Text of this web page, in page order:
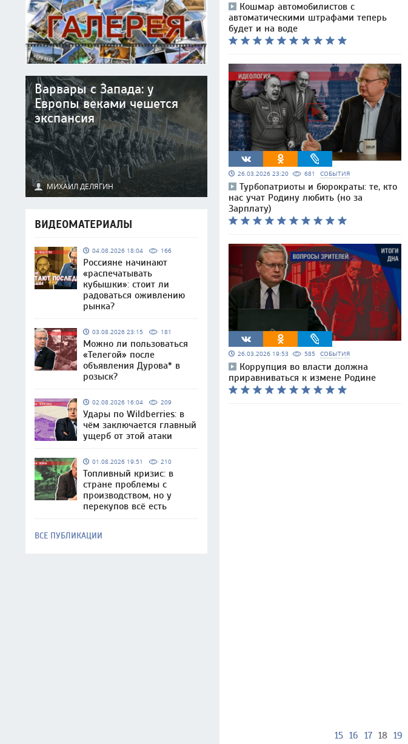
Варвары с Запада: у
Европы веками чешется
экспансия
МИХАИЛ ДЕЛЯГИН
ВИДЕОМАТЕРИАЛЫ
04.08.2026 18:04 166
Россияне начинают
«распечатывать
кубышки»: стоит ли
радоваться оживлению
рынка?
03.08.2026 23:15 181
Можно ли пользоваться
«Телегой» после
объявления Дурова* в
розыск?
02.08.2026 16:04 209
Удары по Wildberries: в
чём заключается главный
ущерб от этой атаки
01.08.2026 19:51 210
Топливный кризис: в
стране проблемы с
производством, но у
перекупов всё есть
ВСЕ ПУБЛИКАЦИИ
Кошмар автомобилистов с
автоматическими штрафами теперь
будет и на воде
26.03.2026 23:20 681 СОБЫТИЯ
Турбопатриоты и бюрократы: те, кто
нас учат Родину любить (но за
Зарплату)
26.03.2026 19:53 585 СОБЫТИЯ
Коррупция во власти должна
приравниваться к измене Родине
15 16 17 18 19